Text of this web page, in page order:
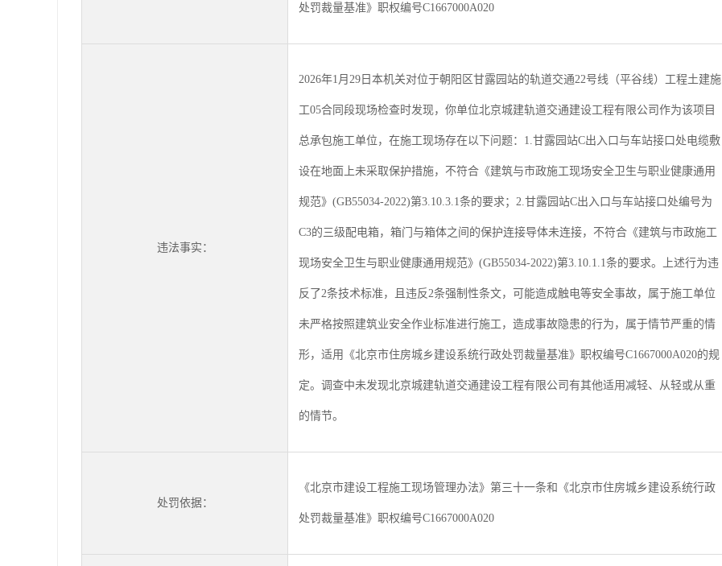
处罚裁量基准》职权编号C1667000A020
违法事实：
2026年1月29日本机关对位于朝阳区甘露园站的轨道交通22号线（平谷线）工程土建施
工05合同段现场检查时发现，你单位北京城建轨道交通建设工程有限公司作为该项目
总承包施工单位，在施工现场存在以下问题：1.甘露园站C出入口与车站接口处电缆敷
设在地面上未采取保护措施，不符合《建筑与市政施工现场安全卫生与职业健康通用
规范》(GB55034-2022)第3.10.3.1条的要求；2.甘露园站C出入口与车站接口处编号为
C3的三级配电箱，箱门与箱体之间的保护连接导体未连接，不符合《建筑与市政施工
现场安全卫生与职业健康通用规范》(GB55034-2022)第3.10.1.1条的要求。上述行为违
反了2条技术标准，且违反2条强制性条文，可能造成触电等安全事故，属于施工单位
未严格按照建筑业安全作业标准进行施工，造成事故隐患的行为，属于情节严重的情
形，适用《北京市住房城乡建设系统行政处罚裁量基准》职权编号C1667000A020的规
定。调查中未发现北京城建轨道交通建设工程有限公司有其他适用减轻、从轻或从重
的情节。
处罚依据：
《北京市建设工程施工现场管理办法》第三十一条和《北京市住房城乡建设系统行政
处罚裁量基准》职权编号C1667000A020